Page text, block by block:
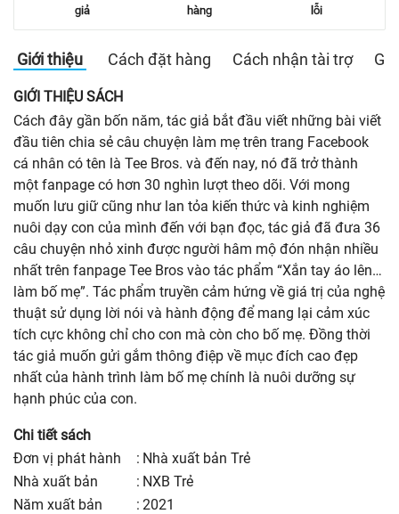
giả
hàng
lỗi
Giới thiệu Cách đặt hàng Cách nhận tài trợ
GIỚI THIỆU SÁCH
Cách đây gần bốn năm, tác giả bắt đầu viết những bài viết
đầu tiên chia sẻ câu chuyện làm mẹ trên trang Facebook
cá nhân có tên là Tee Bros. và đến nay, nó đã trở thành
một fanpage có hơn 30 nghìn lượt theo dõi. Với mong
muốn lưu giữ cũng như lan tỏa kiến thức và kinh nghiệm
nuôi dạy con của mình đến với bạn đọc, tác giả đã đưa 36
câu chuyện nhỏ xinh được người hâm mộ đón nhận nhiều
nhất trên fanpage Tee Bros vào tác phẩm “Xắn tay áo lên…
làm bố mẹ”. Tác phẩm truyền cảm hứng về giá trị của nghệ
thuật sử dụng lời nói và hành động để mang lại cảm xúc
tích cực không chỉ cho con mà còn cho bố mẹ. Đồng thời
tác giả muốn gửi gắm thông điệp về mục đích cao đẹp
nhất của hành trình làm bố mẹ chính là nuôi dưỡng sự
hạnh phúc của con.
Chi tiết sách
Đơn vị phát hành
: Nhà xuất bản Trẻ
nhà xuất bản
: NXB Trẻ
năm xuất bản
: 2021